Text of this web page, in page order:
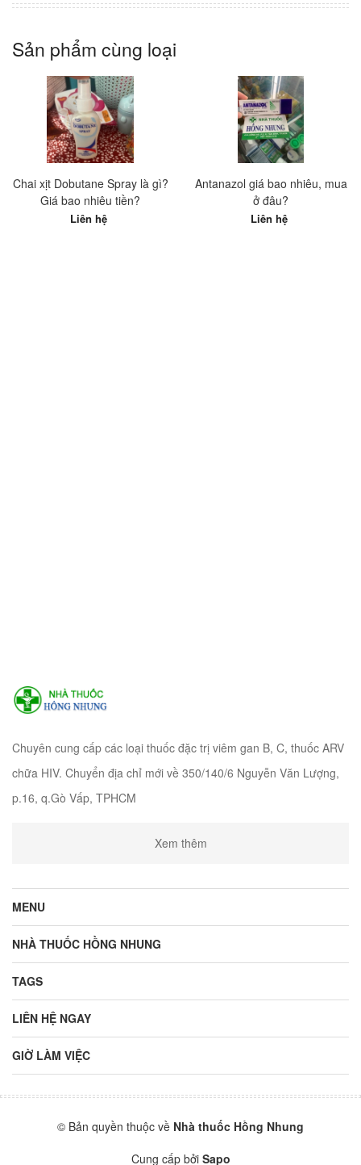
Sản phẩm cùng loại
Chai xịt Dobutane Spray là gì?
Giá bao nhiêu tiền?
Liên hệ
Antanazol giá bao nhiêu, mua
ở đâu?
Liên hệ
Chuyên cung cấp các loại thuốc đặc trị viêm gan B, C, thuốc ARV
chữa HIV. Chuyển địa chỉ mới về 350/140/6 Nguyễn Văn Lượng,
p.16, q.Gò Vấp, TPHCM
Xem thêm
MENU
NHÀ THUỐC HỒNG NHUNG
TAGS
LIÊN HỆ NGAY
GIỜ LÀM VIỆC
© Bản quyền thuộc về Nhà thuốc Hồng Nhung
Cung cấp bởi Sapo